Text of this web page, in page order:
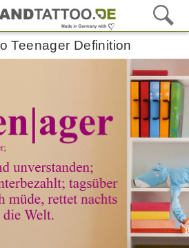
Teenager Definition